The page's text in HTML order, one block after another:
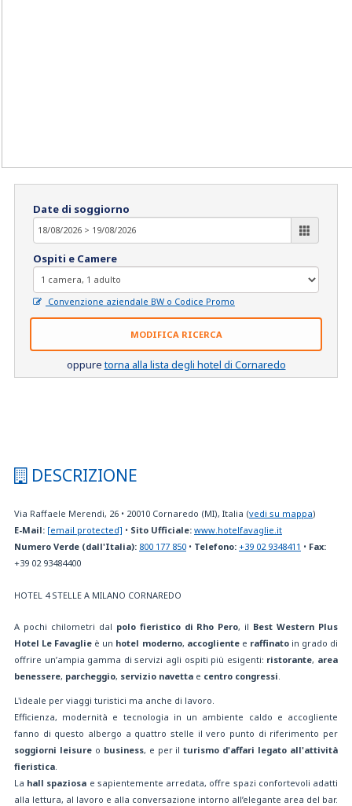
Date di soggiorno
Ospiti e Camere
Convenzione aziendale BW o Codice Promo
MODIFICA RICERCA
oppuretorna alla lista degli hotel di Cornaredo
DESCRIZIONE
Via Raffaele Merendi, 26 • 20010 Cornaredo (MI), Italia (vedi su mappa)
E-Mail: [email protected] • Sito Ufficiale: www.hotelfavaglie.it
Numero Verde (dall'Italia): 800 177 850 • Telefono: +39 02 9348411 • Fax:
+39 02 93484400
HOTEL 4 STELLE A MILANO CORNAREDO
A pochi chilometri dal polo fieristico di Rho Pero, il Best Western Plus
Hotel Le Favaglie è un hotel moderno, accoglientee raffinatoin grado di
offrire un’ampia gamma di servizi agli ospiti più esigenti: ristorante, area
benessere, parcheggio, servizio navetta e centro congressi
L'ideale per viaggi turistici ma anche di lavoro.
Efficienza, modernità e tecnologia in un ambiente caldo e accogliente
fanno di questo albergo a quattro stelle il vero punto di riferimento per
soggiorni leisureo business, e per ilturismo d'affari legato all'attività
fieristica
La hall spaziosa e sapientemente arredata, offre spazi confortevoli adatti
alla lettura, al lavoro e alla conversazione intorno all’elegante area del bar.